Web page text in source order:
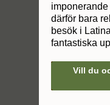
därför bara
besök i
fantastiska
Vill du